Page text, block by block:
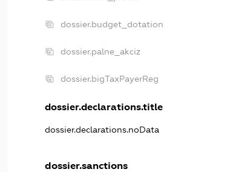
dossier.budget_dotation
dossier.palne_akciz
dossier.bigTaxPayerReg
dossier.declarations.title
dossier.declarations.noData
dossier.sanctions